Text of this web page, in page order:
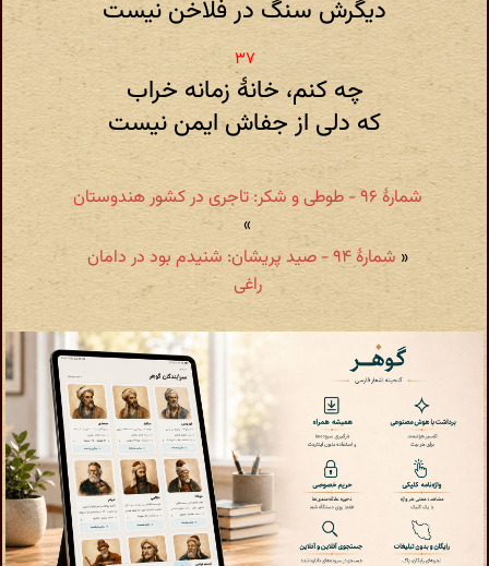
دیگرش سنگ در فلاخن نیست
چه کنم، خانهٔ زمانه خراب
که دلی از جفاش ایمن نیست
شمارهٔ ۹۶ - طوطی و شکر: تاجری در کشور هندوستان
»
«
شمارهٔ ۹۴ - صید پریشان: شنیدم بود در دامان
راغی